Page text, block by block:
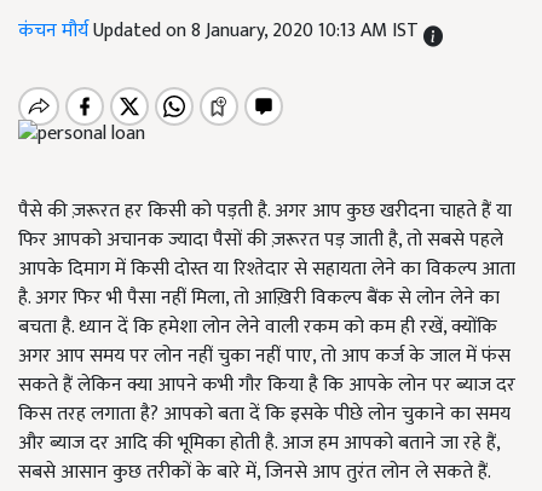
कंचन मौर्यUpdated on 8 January, 2020 10:13 AM IST
पैसे की ज़रूरत हर किसी को पड़ती है. अगर आप कुछ खरीदना चाहते हैं या
फिर आपको अचानक ज्यादा पैसों की ज़रूरत पड़ जाती है, तो सबसे पहले
आपके दिमाग में किसी दोस्त या रिश्तेदार से सहायता लेने का विकल्प आता
है. अगर फिर भी पैसा नहीं मिला, तो आख़िरी विकल्प बैंक से लोन लेने का
बचता है. ध्यान दें कि हमेशा लोन लेने वाली रकम को कम ही रखें, क्योंकि
अगर आप समय पर लोन नहीं चुका नहीं पाए, तो आप कर्ज के जाल में फंस
सकते हैं लेकिन क्या आपने कभी गौर किया है कि आपके लोन पर ब्याज दर
किस तरह लगाता है? आपको बता दें कि इसके पीछे लोन चुकाने का समय
और ब्याज दर आदि की भूमिका होती है. आज हम आपको बताने जा रहे हैं,
सबसे आसान कुछ तरीकों के बारे में, जिनसे आप तुरंत लोन ले सकते हैं.